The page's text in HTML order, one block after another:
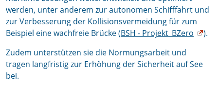
werden, unter anderem zur autonomen Schifffahrt und
zur Verbesserung der Kollisionsvermeidung für zum
Beispiel eine wachfreie Brücke (BSH - Projekt_BZero
).
Zudem unterstützen sie die Normungsarbeit und
tragen langfristig zur Erhöhung der Sicherheit auf See
bei.